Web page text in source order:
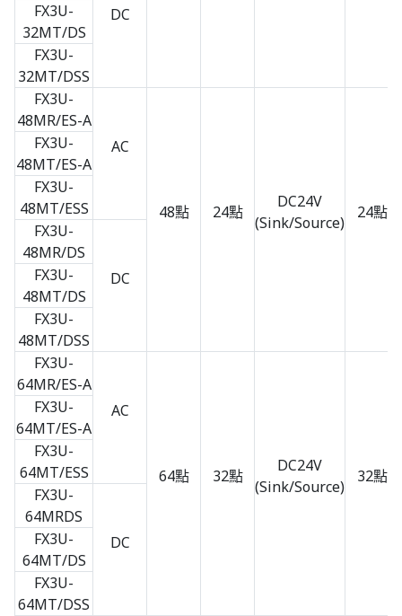
DC
FX3U-
32MT/DS
FX3U-
32MT/DSS
FX3U-
48MR/ES-A
AC
48點 24點
DC24V
(Sink/Source)
24點
FX3U-
48MT/ES-A
FX3U-
48MT/ESS
FX3U-
48MR/DS
DC
FX3U-
48MT/DS
FX3U-
48MT/DSS
FX3U-
64MR/ES-A
AC
64點 32點
DC24V
(Sink/Source)
32點
FX3U-
64MT/ES-A
FX3U-
64MT/ESS
FX3U-
64MRDS
DC
FX3U-
64MT/DS
FX3U-
64MT/DSS